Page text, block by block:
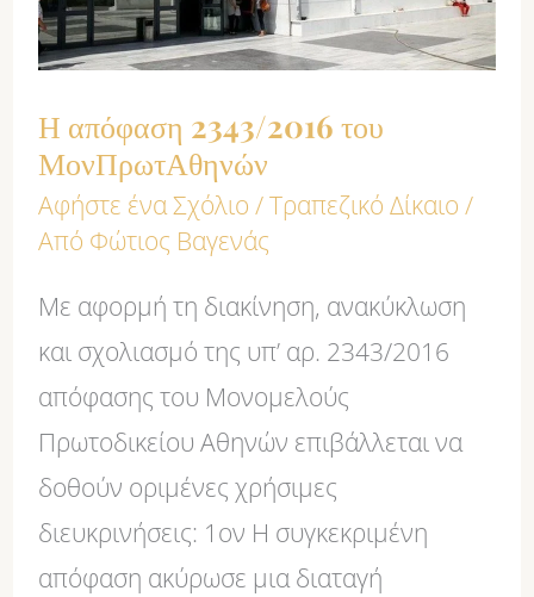
Η απόφαση 2343/2016 του
ΜονΠρωτΑθηνών
Αφήστε ένα Σχόλιο /Τραπεζικό Δίκαιο /
Από Φώτιος Βαγενάς
Με αφορμή τη διακίνηση, ανακύκλωση
και σχολιασμό της υπ’ αρ. 2343/2016
απόφασης του Μονομελούς
Πρωτοδικείου Αθηνών επιβάλλεται να
δοθούν οριμένες χρήσιμες
διευκρινήσεις: 1ον Η συγκεκριμένη
απόφαση ακύρωσε μια διαταγή